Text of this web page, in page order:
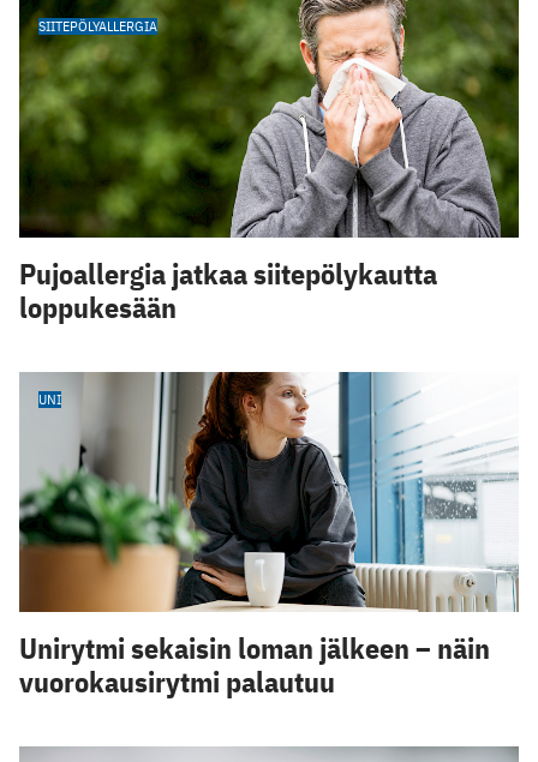
SIITEPÖLYALLERGIA
Pujoallergia jatkaa siitepölykautta
loppukesään
UNI
Unirytmi sekaisin loman jälkeen – näin
vuorokausirytmi palautuu